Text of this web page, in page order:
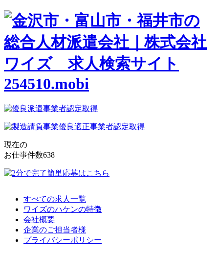
現在の
お仕事件数638
すべての求人一覧
ワイズのハケンの特徴
会社概要
企業のご担当者様
プライバシーポリシー